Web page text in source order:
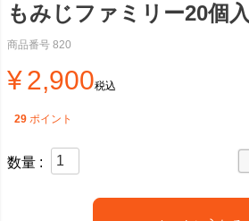
もみじファミリー20個入
商品番号 820
¥2,900税込
29 ポイント